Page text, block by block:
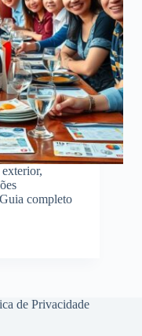
completo
de Privacidade